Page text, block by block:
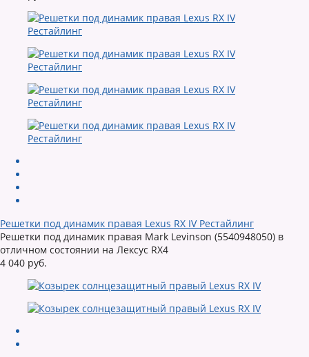
Решетки под динамик правая Lexus RX IV Рестайлинг
Решетки под динамик правая Mark Levinson (5540948050) в
отличном состоянии на Лексус RX4
4 040 руб.